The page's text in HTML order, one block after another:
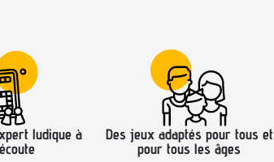
ludique à
Des jeux adaptés pour tous et
pour tous les âges